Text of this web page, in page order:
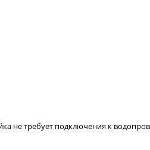
не требует подключения к